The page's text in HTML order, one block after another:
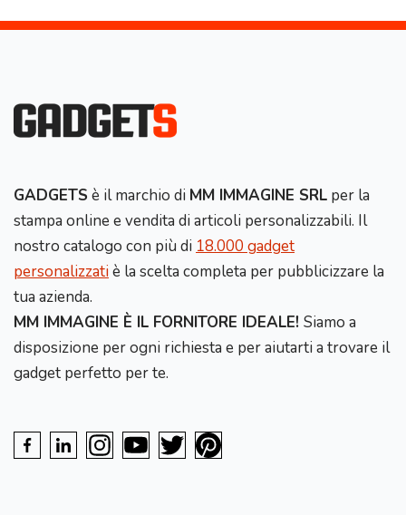
GADGETS è il marchio di MM IMMAGINE SRL per la
stampa online e vendita di articoli personalizzabili. Il
nostro catalogo con più di 18.000 gadget
personalizzatiè la scelta completa per pubblicizzare la
tua azienda.
MM IMMAGINE È IL FORNITORE IDEALE! Siamo a
disposizione per ogni richiesta e per aiutarti a trovare il
gadget perfetto per te.